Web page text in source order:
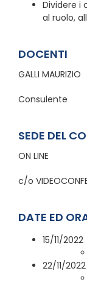
Dividere i
al ruolo,
DOCENTI
GALLI MAURIZIO
Consulente
SEDE DEL
ON LINE
c/o
DATE ED
15/11/2022
22/11/2022